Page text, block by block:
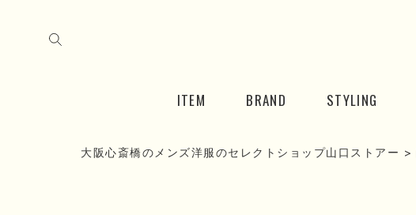
ITEM BRAND STYLING
大阪心斎橋のメンズ洋服のセレクトショップ山口ストアー >